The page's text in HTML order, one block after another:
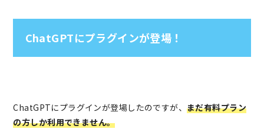
ChatGPTにプラグインが登場！
ChatGPTにプラグインが登場したのですが、まだ有料プラン
の方しか利用できません。